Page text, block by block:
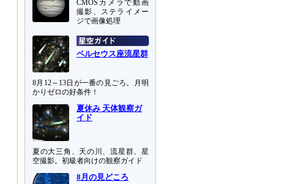
CMOSカメラで動画
撮影、ステライメー
ジで画像処理
ペルセウス座流星群
8月12～13日が一番の見ごろ。月明
かりゼロの好条件！
夏休み 天体観察ガ
イド
夏の大三角、天の川、流星群、星
空撮影。初級者向けの観察ガイド
8月の見どころ